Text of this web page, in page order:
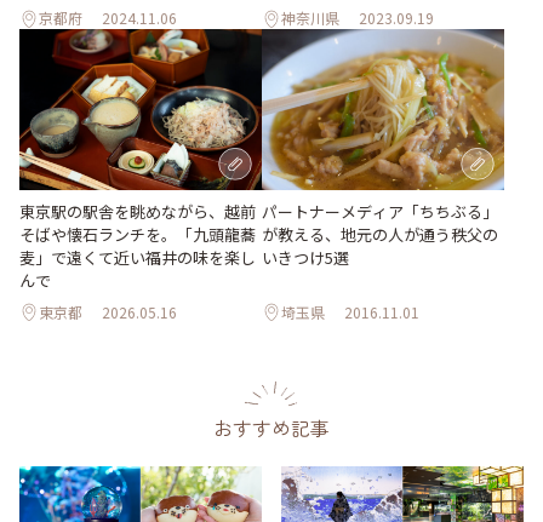
京都府 2024.11.06 神奈川県 2023.09.19
東京駅の駅舎を眺めながら、越前
そばや懐石ランチを。「九頭龍蕎
麦」で遠くて近い福井の味を楽し
んで
東京都 2026.05.16
パートナーメディア「ちちぶる」
が教える、地元の人が通う秩父の
いきつけ5選
埼玉県 2016.11.01
おすすめ記事